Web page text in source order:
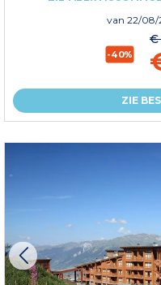
van 22/08/
-40%
€
ZIE